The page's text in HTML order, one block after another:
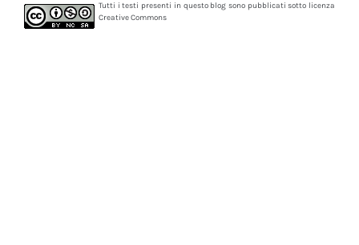
Tutti i testi presenti in questo blog sono pubblicati sotto licenza
Creative Commons